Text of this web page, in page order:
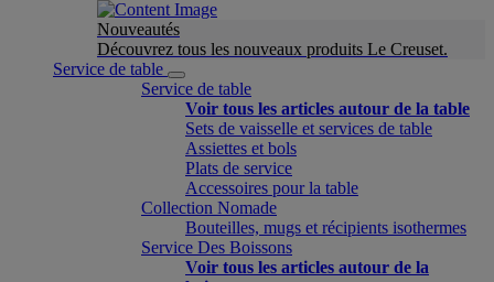
Nouveautés
Découvrez tous les nouveaux produits Le Creuset.
Service de table
Service de table
Voir tous les articles autour de la table
Sets de vaisselle et services de table
Assiettes et bols
Plats de service
Accessoires pour la table
Collection Nomade
Bouteilles, mugs et récipients isothermes
Service Des Boissons
Voir tous les articles autour de la